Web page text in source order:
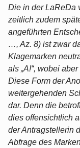
Die in der LaReDa
zeitlich zudem
angeführten
…, Az. 8) ist zwar
Klagemarken
als „A!“, wobei
Diese Form der
weitergehenden
dar. Denn die
dies offensichtlich
der Antragstellerin
Abfrage des